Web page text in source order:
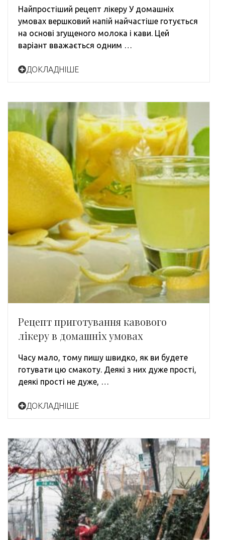
Найпростіший рецепт лікеру У домашніх
умовах вершковий напій найчастіше готується
на основі згущеного молока і кави. Цей
варіант вважається одним …
ДОКЛАДНІШЕ
Рецепт приготування кавового
лікеру в домашніх умовах
Часу мало, тому пишу швидко, як ви будете
готувати цю смакоту. Деякі з них дуже прості,
деякі прості не дуже, …
ДОКЛАДНІШЕ